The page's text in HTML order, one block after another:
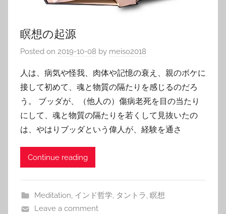
瞑想の起源
Posted on 2019-10-08 by meiso2018
人は、病気や怪我、肉体や記憶の衰え、親のボケに
接して初めて、魂と物質の隔たりを感じるのだろ
う。 ブッダが、（他人の）傷病老死を目の当たり
にして、魂と物質の隔たりを若くして見抜いたの
は、やはりブッダという偉人が、経験を通さ
Continue reading
Meditation, インド哲学, タントラ, 瞑想
Leave a comment